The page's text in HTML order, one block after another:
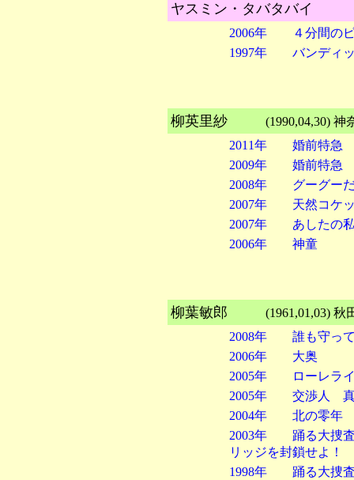
ヤスミン・タバタバイ
2006年 ４分間のピ
1997年 バンディ
柳英里紗 (1990,04,30)
2011年 婚前特
2009年 婚前特急
2008年 グーグーだ
2007年 天然コケ
2007年 あしたの私
2006年 神童
柳葉敏郎 (1961,01,03)
2008年 誰も守っ
2006年 大奥
2005年 ローレラ
2005年 交渉人 真
2004年 北の零年
2003年 踊る大捜査
リッジを封鎖せよ！
1998年 踊る大